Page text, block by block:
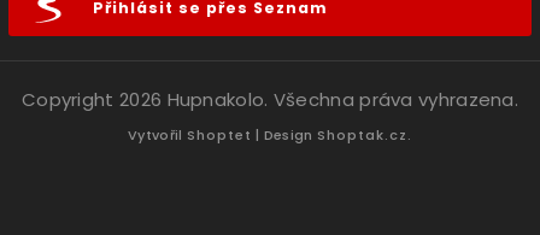
Přihlásit se přes Seznam
Copyright 2026 Hupnakolo. Všechna práva vyhrazena.
Vytvořil Shoptet | Design Shoptak.cz.